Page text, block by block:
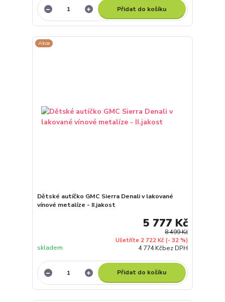
Přidat do košíku
Akce
Dětské autíčko GMC Sierra Denali v lakované
vínové metalíze - II.jakost
8 499 Kč
Ušetříte 2 722 Kč (- 32 %)
5 777 Kč
4 774 Kčbez DPH
skladem
Přidat do košíku